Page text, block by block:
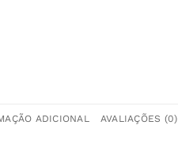
ADICIONAL AVALIAÇÕES (0)